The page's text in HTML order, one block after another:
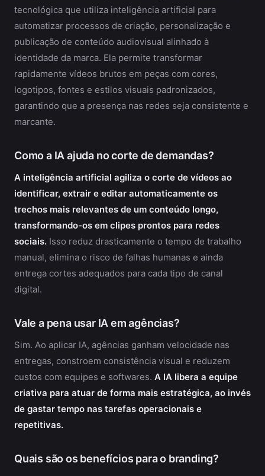
tecnológica que utiliza inteligência artificial para
automatizar processos de criação, personalização e
publicação de conteúdo audiovisual alinhado à
identidade da marca. Ela permite transformar
rapidamente vídeos brutos em peças com cores,
logotipos, fontes e estilos visuais padronizados,
garantindo que a presença nas redes seja consistente e
marcante.
Como a IA ajuda no corte de demandas?
A inteligência artificial agiliza o corte de vídeos ao
identificar, extrair e editar automaticamente os
trechos mais relevantes de um conteúdo longo,
transformando-os em clipes prontos para redes
sociais. Isso reduz drasticamente o tempo de trabalho
manual, elimina o risco de falhas humanas e ainda
entrega cortes adequados para cada tipo de canal
digital.
Vale a pena usar IA em agências?
Sim. Ao aplicar IA, agências ganham velocidade nas
entregas, constroem consistência visual e reduzem
custos com equipes e softwares. A IA libera a equipe
criativa para atuar de forma mais estratégica, ao invés
de gastar tempo nas tarefas operacionais e
repetitivas.
Quais são os benefícios para o branding?